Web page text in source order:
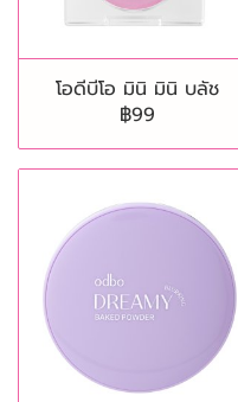
โอดีบีโอ มินิ มินิ บลัช
฿99